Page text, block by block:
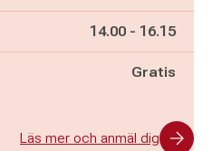
Pågår mellan
14.00 - och
16.15
Gratis
Läs mer och anmäl dig